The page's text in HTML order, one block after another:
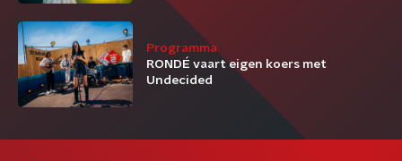
Programma
RONDÉ vaart eigen koers met
Undecided